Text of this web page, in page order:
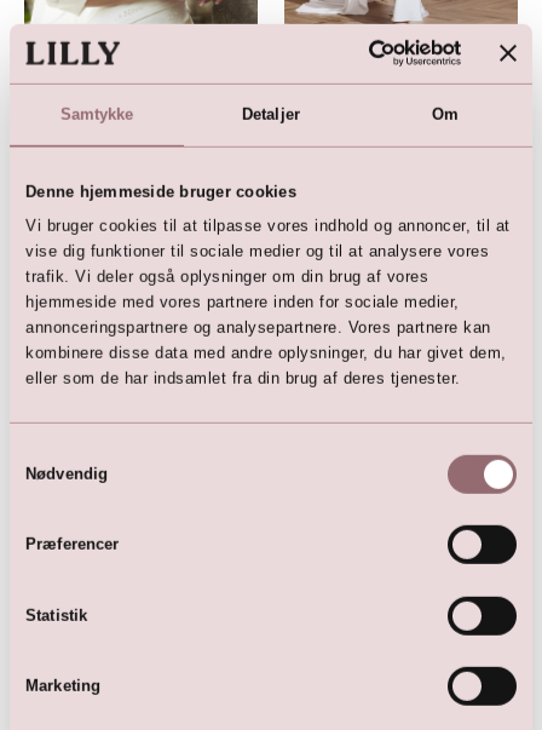
Samtykke Detaljer Om
Denne hjemmeside bruger cookies
Vi bruger cookies til at tilpasse vores indhold og annoncer, til at
vise dig funktioner til sociale medier og til at analysere vores
trafik. Vi deler også oplysninger om din brug af vores
hjemmeside med vores partnere inden for sociale medier,
annonceringspartnere og analysepartnere. Vores partnere kan
kombinere disse data med andre oplysninger, du har givet dem,
eller som de har indsamlet fra din brug af deres tjenester.
Nødvendig
Præferencer
Statistik
Marketing
Satinbolero med 3/4-ærmer
699,00 DKK
Lang Brude Kappe
999,00 DKK